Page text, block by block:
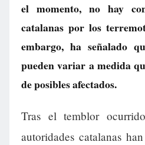
el momento, no hay
catalanas por los
embargo, ha señalado
pueden variar a medida
de posibles afectados.
Tras el temblor
autoridades catalanas